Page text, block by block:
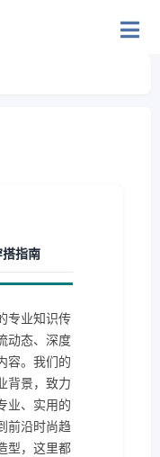
搭指南
专业知识传
动态、深度
容。我们的
背景，致力
业、实用的
前沿时尚趋
型，这里都